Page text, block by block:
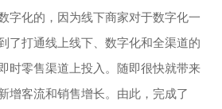
字化的，因为线下商家对于数字化一
了打通线上线下、数字化和全渠道的
时零售渠道上投入。随即很快就带来
增客流和销售增长。由此，完成了